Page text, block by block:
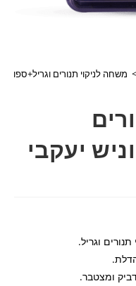
> משחה לניקוי תנורים וגריל+ספוג
יעקבי
וגריל.
ומצטבר.